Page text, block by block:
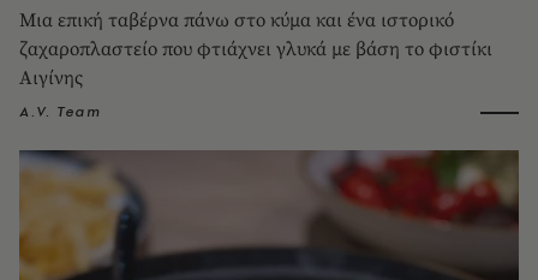
Μια επική ταβέρνα πάνω στο κύμα και ένα ιστορικό
ζαχαροπλαστείο που φτιάχνει γλυκά με βάση το φιστίκι
Αιγίνης
A.V. Team